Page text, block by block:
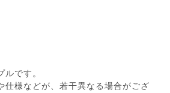
です。
様などが、若干異なる場合がござ